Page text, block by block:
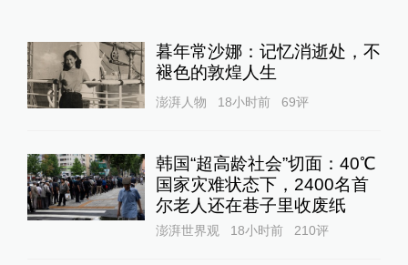
暮年常沙娜：记忆消逝处，不
褪色的敦煌人生
澎湃人物 18小时前 69评
韩国“超高龄社会”切面：40℃
国家灾难状态下，2400名首
尔老人还在巷子里收废纸
澎湃世界观 18小时前 210评